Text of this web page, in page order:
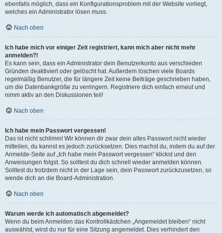
ebenfalls möglich, dass ein Konfigurationsproblem mit der Website vorliegt,
welches ein Administrator lösen muss.
Nach oben
Ich habe mich vor einiger Zeit registriert, kann mich aber nicht mehr
anmelden?!
Es kann sein, dass ein Administrator dein Benutzerkonto aus verschieden
Gründen deaktiviert oder gelöscht hat. Außerdem löschen viele Boards
regelmäßig Benutzer, die für längere Zeit keine Beiträge geschrieben haben,
um die Datenbankgröße zu verringern. Registriere dich einfach erneut und
nimm aktiv an den Diskussionen teil!
Nach oben
Ich habe mein Passwort vergessen!
Das ist nicht schlimm! Wir können dir zwar dein altes Passwort nicht wieder
mitteilen, du kannst es jedoch zurücksetzen. Dies machst du, indem du auf der
Anmelde-Seite auf „Ich habe mein Passwort vergessen“ klickst und den
Anweisungen folgst. So solltest du dich schnell wieder anmelden können.
Solltest du trotzdem nicht in der Lage sein, dein Passwort zurückzusetzen, so
wende dich an die Board-Administration.
Nach oben
Warum werde ich automatisch abgemeldet?
Wenn du beim Anmelden das Kontrollkästchen „Angemeldet bleiben“ nicht
auswählst, wirst du nur für eine Sitzung angemeldet. Dies verhindert den